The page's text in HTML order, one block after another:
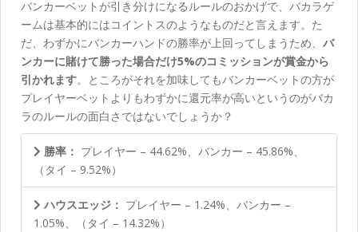
バンカーベットが引き分けになるルールのおかげで、バカラゲ
ームは基本的にはコイントスのようなものだと言えます。た
だ、わずかにバンカーハンドの勝率が上回ってしまうため、 バ
ンカーに賭けて勝った場合だけ5%のコミッションが賞金から
引かれます。ところがそれを加味してもバンカーベットの方が
プレイヤーベットよりもわずかに還元率が高いというのがバカ
ラのルールの面白さではないでしょうか？
勝率： プレイヤー – 44.62%、バンカー – 45.86%、
（タイ – 9.52%）
ハウスエッジ： プレイヤー – 1.24%、バンカー –
1.05%、（タイ – 14.32%）